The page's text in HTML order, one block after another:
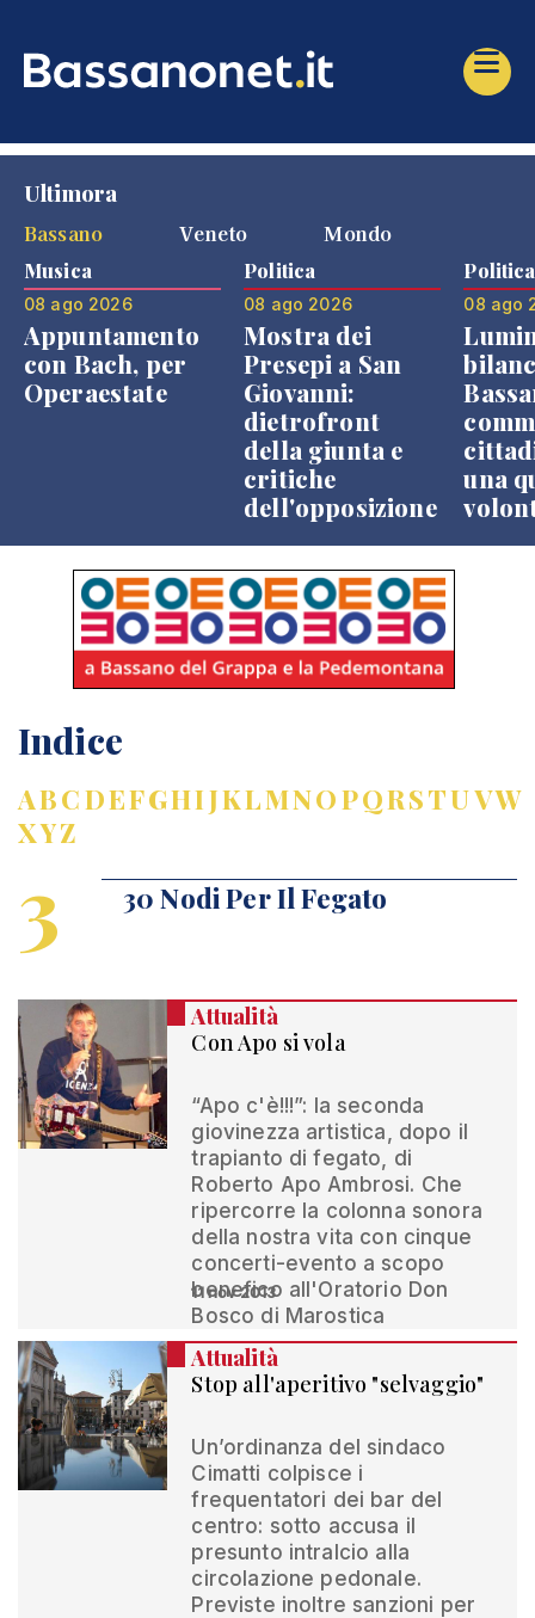
Ultimora
Bassano
Veneto Mondo
Musica
08 ago 2026
Appuntamento
con Bach, per
Operaestate
Politica
08 ago 2026
Mostra dei
Presepi a San
Giovanni:
dietrofront
della giunta e
critiche
dell'opposizione
Politica
08 ago
una
Indice
ABCDEFGHIJKLMNOPQRSTUVW
XYZ
3 30 Nodi Per Il Fegato
Attualità
Con Apo si vola
“Apo c'è!!!”: la seconda
giovinezza artistica, dopo il
trapianto di fegato, di
Roberto Apo Ambrosi. Che
ripercorre la colonna sonora
della nostra vita con cinque
concerti-evento a scopo
benefico all'Oratorio Don
Bosco di Marostica
11 nov 2013
Attualità
Stop all'aperitivo "selvaggio"
Un’ordinanza del sindaco
Cimatti colpisce i
frequentatori dei bar del
centro: sotto accusa il
presunto intralcio alla
circolazione pedonale.
Previste inoltre sanzioni per